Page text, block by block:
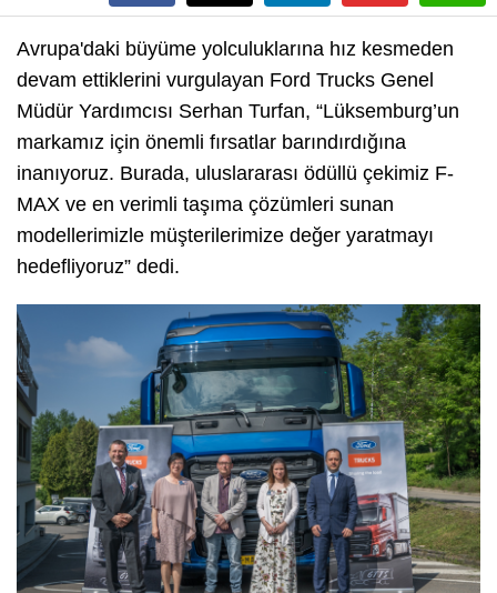
Avrupa'daki büyüme yolculuklarına hız kesmeden
devam ettiklerini vurgulayan Ford Trucks Genel
Müdür Yardımcısı Serhan Turfan, “Lüksemburg’un
markamız için önemli fırsatlar barındırdığına
inanıyoruz. Burada, uluslararası ödüllü çekimiz F-
MAX ve en verimli taşıma çözümleri sunan
modellerimizle müşterilerimize değer yaratmayı
hedefliyoruz” dedi.